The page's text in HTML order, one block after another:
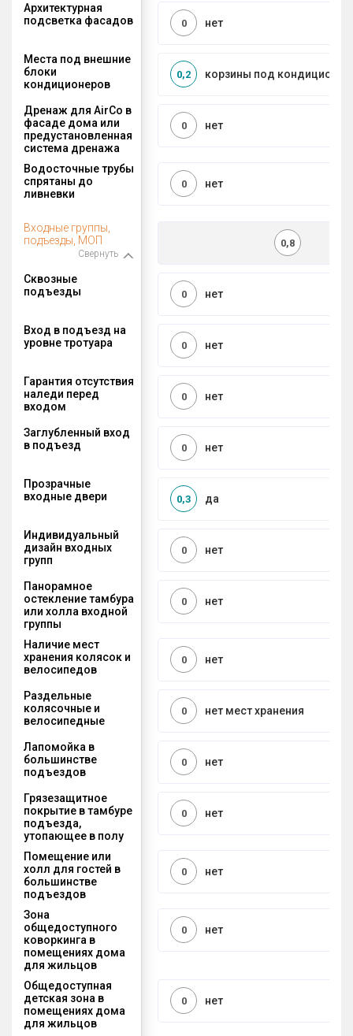
Архитектурная
подсветка фасадов
нет
0
Места под внешние
блоки
кондиционеров
корзины под
0,2
Дренаж для AirCo в
фасаде дома или
предустановленная
система дренажа
нет
0
Водосточные трубы
спрятаны до
ливневки
нет
0
Входные группы,
подъезды, МОП
Свернуть
0,8
Сквозные
подъезды
нет
0
Вход в подъезд на
уровне тротуара
нет
0
Гарантия отсутствия
наледи перед
входом
нет
0
Заглубленный вход
в подъезд
нет
0
Прозрачные
входные двери
да
0,3
Индивидуальный
дизайн входных
групп
нет
0
Панорамное
остекление тамбура
или холла входной
группы
нет
0
Наличие мест
хранения колясок и
велосипедов
нет
0
Раздельные
колясочные и
велосипедные
нет мест хранения
0
Лапомойка в
большинстве
подъездов
нет
0
Грязезащитное
покрытие в тамбуре
подъезда,
утопающее в полу
нет
0
Помещение или
холл для гостей в
большинстве
подъездов
нет
0
Зона
общедоступного
коворкинга в
помещениях дома
для жильцов
нет
0
Общедоступная
детская зона в
помещениях дома
для жильцов
нет
0